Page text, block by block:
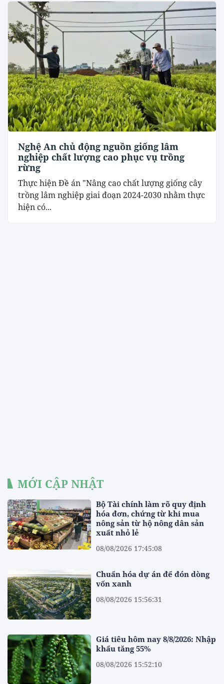
Nghệ An chủ động nguồn giống lâm
nghiệp chất lượng cao phục vụ trồng
rừng
Thực hiện Đề án "Nâng cao chất lượng giống cây
trồng lâm nghiệp giai đoạn 2024-2030 nhằm thực
hiện có...
MỚI CẬP NHẬT
Bộ Tài chính làm rõ quy định
hóa đơn, chứng từ khi mua
nông sản từ hộ nông dân sản
xuất nhỏ lẻ
08/08/2026 17:45:08
Chuẩn hóa dự án để đón dòng
vốn xanh
08/08/2026 15:56:31
Giá tiêu hôm nay 8/8/2026: Nhập
khẩu tăng 55%
08/08/2026 15:52:10